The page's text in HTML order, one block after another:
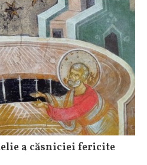
a căsniciei fericite